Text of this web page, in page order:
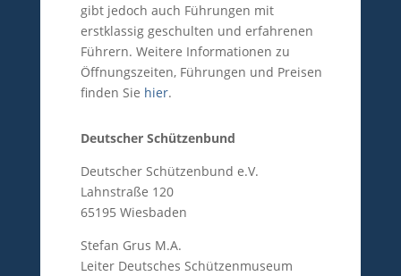
gibt jedoch auch Führungen mit
erstklassig geschulten und erfahrenen
Führern. Weitere Informationen zu
Öffnungszeiten, Führungen und Preisen
finden Sie hier.
Deutscher Schützenbund
Deutscher Schützenbund e.V.
Lahnstraße 120
65195 Wiesbaden
Stefan Grus M.A.
Leiter Deutsches Schützenmuseum